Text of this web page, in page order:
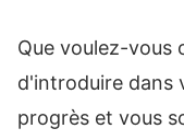
Que voulez-vous
d'introduire dans
progrès et vous